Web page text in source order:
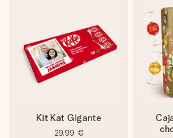
Kit Kat Gigante
29,99 €